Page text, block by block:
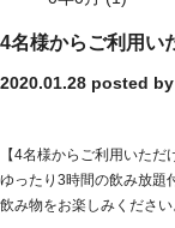
4名様からご利用い
2020.01.28 posted by
【4名様からご利用いただ
ゆったり3時間の飲み放題
飲み物をお楽しみください